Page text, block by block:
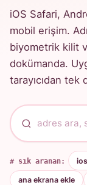
iOS Safari,
mobil erişim.
biyometrik kilit
dokümanda.
tarayıcıdan tek
# sık aranan:
ana ekrana ekle